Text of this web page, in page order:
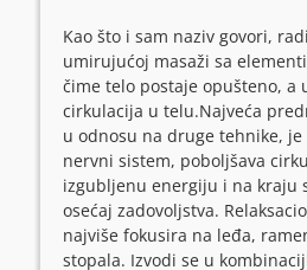
Kao što i sam naziv govori,
umirujućoj masaži sa
čime telo postaje opušteno, a
cirkulacija u telu.Najveća
u odnosu na druge tehnike,
nervni sistem, poboljšava
izgubljenu energiju i na kraju
osećaj zadovoljstva.
najviše fokusira na leđa,
stopala. Izvodi se u